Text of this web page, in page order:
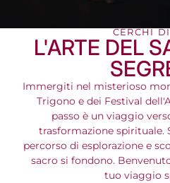
CERCHI
L'ARTE DEL
Immergiti nel misterioso
Trigono e dei Festival
passo è un viaggio
trasformazione spirituale.
percorso di esplorazione e
sacro si fondono.
tuo viaggio